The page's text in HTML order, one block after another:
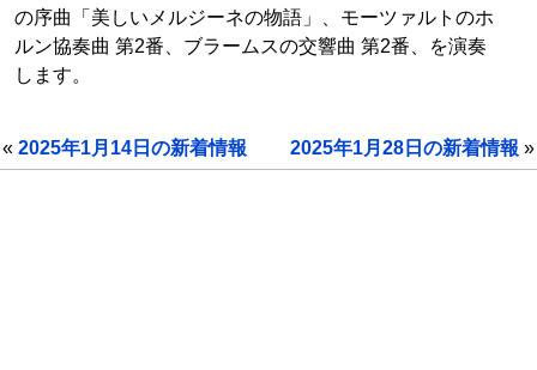
の序曲「美しいメルジーネの物語」、モーツァルトのホ
ルン協奏曲 第2番、ブラームスの交響曲 第2番、を演奏
します。
« 2025年1月14日の新着情報 2025年1月28日の新着情報 »